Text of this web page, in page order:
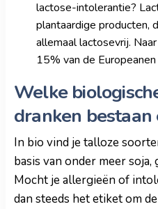
lactose-intolerantie?
plantaardige producten,
allemaal lactosevrij.
15% van de
Welke
dranken bestaan
In bio vind je talloze
basis van onder meer soja,
Mocht je allergieën of
dan steeds het etiket om